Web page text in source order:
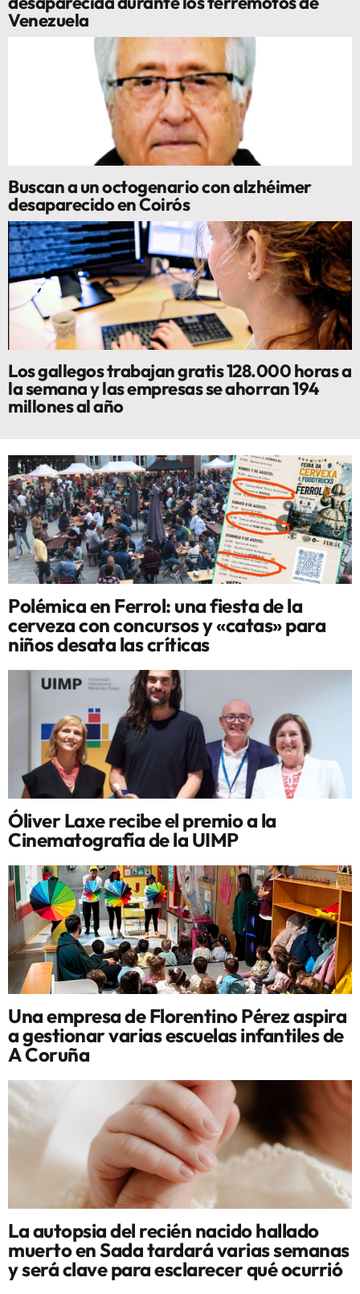
Venezuela
Buscan a un octogenario con alzhéimer
desaparecido en Coirós
Los gallegos trabajan gratis 128.000 horas a
la semana y las empresas se ahorran 194
millones al año
Polémica en Ferrol: una fiesta de la
cerveza con concursos y «catas» para
niños desata las críticas
Óliver Laxe recibe el premio a la
Cinematografía de la UIMP
Una empresa de Florentino Pérez aspira
a gestionar varias escuelas infantiles de
A Coruña
La autopsia del recién nacido hallado
muerto en Sada tardará varias semanas
y será clave para esclarecer qué ocurrió